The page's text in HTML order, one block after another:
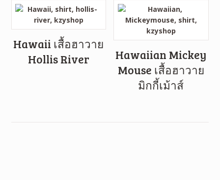
Hawaii เสื้อฮาวาย
Hollis River
Hawaiian Mickey
Mouse เสื้อฮาวาย
มิกกี้เม้าส์